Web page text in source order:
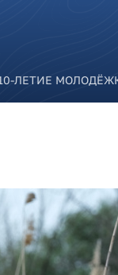
ЛЕТИЕ